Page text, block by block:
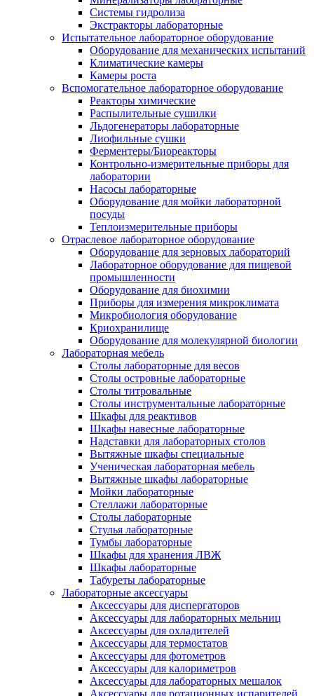
Системы гидролиза
Экстракторы лабораторные
Испытательное лабораторное оборудование
Оборудование для механических испытаний
Климатические камеры
Камеры роста
Вспомогательное лабораторное оборудование
Реакторы химические
Распылительные сушилки
Льдогенераторы лабораторные
Лиофильные сушки
Ферментеры/Биореакторы
Контрольно-измерительные приборы для
лаборатории
Насосы лабораторные
Оборудование для мойки лабораторной
посуды
Теплоизмерительные приборы
Отраслевое лабораторное оборудование
Оборудование для зерновых лабораторий
Лабораторное оборудование для пищевой
промышленности
Оборудование для биохимии
Приборы для измерения микроклимата
Микробиология оборудование
Криохранилище
Оборудование для молекулярной биологии
Лабораторная мебель
Столы лабораторные для весов
Столы островные лабораторные
Столы титровальные
Столы инструментальные лабораторные
Шкафы для реактивов
Шкафы навесные лабораторные
Надставки для лабораторных столов
Вытяжные шкафы специальные
Ученическая лабораторная мебель
Вытяжные шкафы лабораторные
Мойки лабораторные
Стеллажи лабораторные
Столы лабораторные
Стулья лабораторные
Тумбы лабораторные
Шкафы для хранения ЛВЖ
Шкафы лабораторные
Табуреты лабораторные
Лабораторные аксессуары
Аксессуары для диспергаторов
Аксессуары для лабораторных мельниц
Аксессуары для охладителей
Аксессуары для термостатов
Аксессуары для фотометров
Аксессуары для калориметров
Аксессуары для лабораторных мешалок
Аксессуары для ротационных испарителей